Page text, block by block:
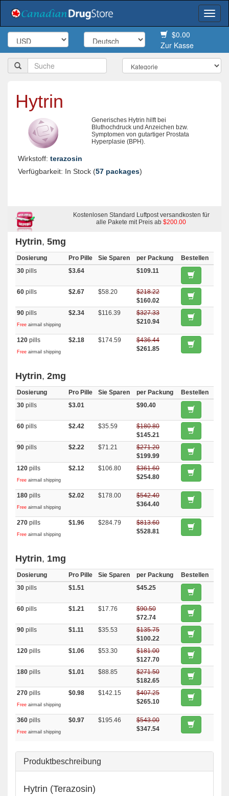
$0.00
Zur Kasse
Hytrin
Generisches Hytrin hilft bei
Bluthochdruck und Anzeichen bzw.
Symptomen von gutartiger Prostata
Hyperplasie (BPH).
Wirkstoff: terazosin
Verfügbarkeit: In Stock (57 packages)
Kostenlosen Standard Luftpost versandkosten für
alle Pakete mit Preis ab$200.00
Hytrin, 5mg
Dosierung Pro Pille Sie Sparen per Packung
Bestellen
30 pills $3.64 $109.11
60 pills $2.67 $58.20
$218.22
$160.02
90 pills
Free airmail shipping
$2.34 $116.39
$327.33
$210.94
120 pills
Free airmail shipping
$2.18 $174.59
$436.44
$261.85
Hytrin, 2mg
Dosierung Pro Pille Sie Sparen per Packung
Bestellen
30 pills $3.01 $90.40
60 pills $2.42 $35.59
$180.80
$145.21
90 pills $2.22 $71.21
$271.20
$199.99
120 pills
Free airmail shipping
$2.12 $106.80
$361.60
$254.80
180 pills
Free airmail shipping
$2.02 $178.00
$542.40
$364.40
270 pills
Free airmail shipping
$1.96 $284.79
$813.60
$528.81
Hytrin, 1mg
Dosierung Pro Pille Sie Sparen per Packung
Bestellen
30 pills $1.51 $45.25
60 pills $1.21 $17.76
$90.50
$72.74
90 pills $1.11 $35.53
$135.75
$100.22
120 pills $1.06 $53.30
$181.00
$127.70
180 pills $1.01 $88.85
$271.50
$182.65
270 pills
Free airmail shipping
$0.98 $142.15
$407.25
$265.10
360 pills
Free airmail shipping
$0.97 $195.46
$543.00
$347.54
Produktbeschreibung
Hytrin (Terazosin)